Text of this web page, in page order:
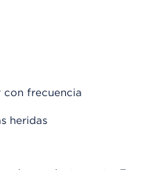
con frecuencia
heridas